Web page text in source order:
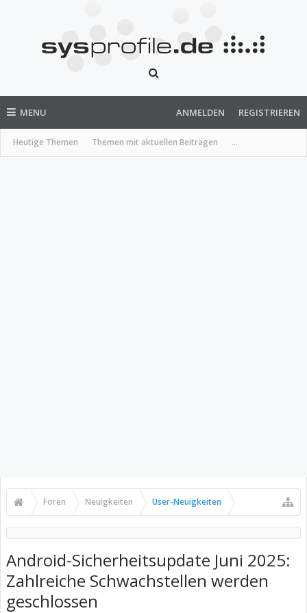
MENU
Heutige Themen Themen mit aktuellen Beiträgen ...
ANMELDEN REGISTRIEREN
Foren Neuigkeiten User-Neuigkeiten
Android-Sicherheitsupdate Juni 2025:
Zahlreiche Schwachstellen werden
geschlossen